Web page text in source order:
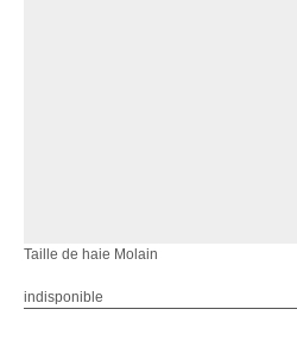
Taille de haie Molain
indisponible